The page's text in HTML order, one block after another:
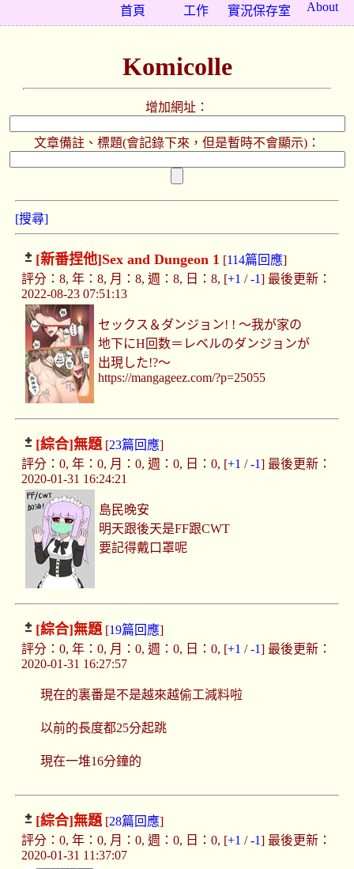
About
實況保存室
工作
首頁
Komicolle
增加網址：
文章備註、標題(會記錄下來，但是暫時不會顯示)：
[搜尋]
[新番捏他]Sex and Dungeon 1 [114篇回應]
評分：8, 年：8, 月：8, 週：8, 日：8, [+1 /-1] 最後更新：
2022-08-23 07:51:13
セックス＆ダンジョン! ! ～我が家の
地下にH回数＝レベルのダンジョンが
出現した!?～
https://mangageez.com/?p=25055
[綜合]無題[23篇回應]
評分：0, 年：0, 月：0, 週：0, 日：0, [+1 /-1] 最後更新：
2020-01-31 16:24:21
島民晚安
明天跟後天是FF跟CWT
要記得戴口罩呢
[綜合]無題[19篇回應]
評分：0, 年：0, 月：0, 週：0, 日：0, [+1 /-1] 最後更新：
2020-01-31 16:27:57
現在的裏番是不是越來越偷工減料啦
以前的長度都25分起跳
現在一堆16分鐘的
[綜合]無題[28篇回應]
評分：0, 年：0, 月：0, 週：0, 日：0, [+1 /-1] 最後更新：
2020-01-31 11:37:07